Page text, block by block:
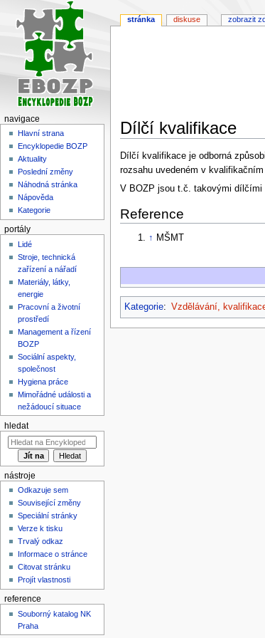
Dílčí kvalifikace
Skočit
na
navigaci
Skočit
na
vyhledávání
Dílčí kvalifikace je odborná
rozsahu uvedeném v kvalifikačním
V BOZP jsou t.č. takovými dílčími
Reference
↑ MŠMT
Kategorie: Vzdělávání,
stránka diskuse zobrazit
navigace
Hlavní strana
Encyklopedie BOZP
Aktuality
Poslední změny
Náhodná stránka
Nápověda
Kategorie
portály
Lidé
Stroje, technická
zařízení a nářadí
Materiály, látky,
energie
Pracovní a životní
prostředí
Management a řízení
BOZP
Sociální aspekty,
společnost
Hygiena práce
Mimořádné události a
nežádoucí situace
hledat
nástroje
Odkazuje sem
Související změny
Speciální stránky
Verze k tisku
Trvalý odkaz
Informace o stránce
Citovat stránku
Projít vlastnosti
reference
Souborný katalog NK
Praha